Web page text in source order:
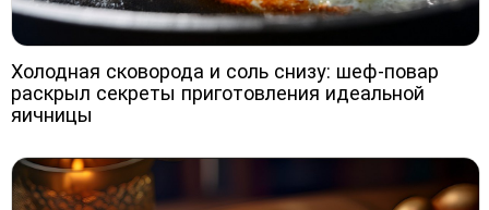
Холодная сковорода и соль снизу: шеф-повар
раскрыл секреты приготовления идеальной
яичницы